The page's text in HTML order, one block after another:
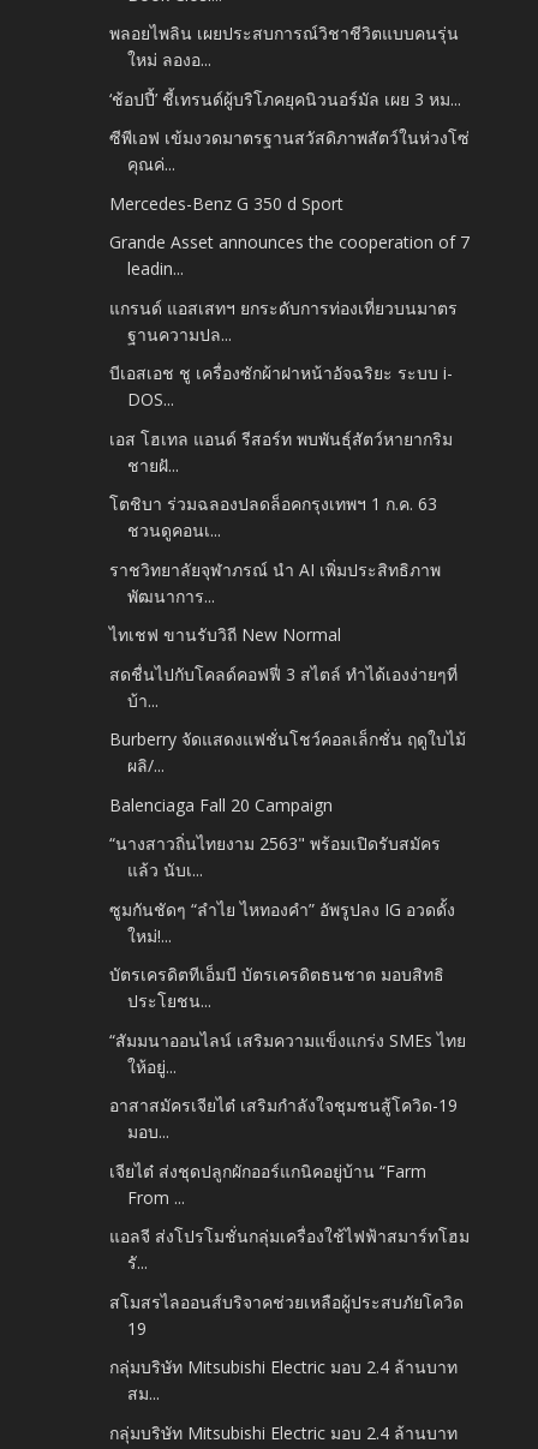
พลอยไพลิน เผยประสบการณ์วิชาชีวิตแบบคนรุ่น
ใหม่ ลองอ...
‘ช้อปปี้’ ชี้เทรนด์ผู้บริโภคยุคนิวนอร์มัล เผย 3 หม...
ซีพีเอฟ เข้มงวดมาตรฐานสวัสดิภาพสัตว์ในห่วงโซ่
คุณค่...
Mercedes-Benz G 350 d Sport
Grande Asset announces the cooperation of 7
leadin...
แกรนด์ แอสเสทฯ ยกระดับการท่องเที่ยวบนมาตร
ฐานความปล...
บีเอสเอช ชู เครื่องซักผ้าฝาหน้าอัจฉริยะ ระบบ i-
DOS...
เอส โฮเทล แอนด์ รีสอร์ท พบพันธุ์สัตว์หายากริม
ชายฝั...
โตชิบา ร่วมฉลองปลดล็อคกรุงเทพฯ 1 ก.ค. 63
ชวนดูคอนเ...
ราชวิทยาลัยจุฬาภรณ์ นำ AI เพิ่มประสิทธิภาพ
พัฒนาการ...
ไทเชฟ ขานรับวิถี New Normal
สดชื่นไปกับโคลด์คอฟฟี่ 3 สไตล์ ทำได้เองง่ายๆที่
บ้า...
Burberry จัดแสดงแฟชั่นโชว์คอลเล็กชั่น ฤดูใบไม้
ผลิ/...
Balenciaga Fall 20 Campaign
“นางสาวถิ่นไทยงาม 2563" พร้อมเปิดรับสมัคร
แล้ว นับเ...
ซูมกันชัดๆ “ลำไย ไหทองคำ” อัพรูปลง IG อวดดั้ง
ใหม่!...
บัตรเครดิตทีเอ็มบี บัตรเครดิตธนชาต มอบสิทธิ
ประโยชน...
“สัมมนาออนไลน์ เสริมความแข็งแกร่ง SMEs ไทย
ให้อยู่...
อาสาสมัครเจียไต๋ เสริมกำลังใจชุมชนสู้โควิด-19
มอบ...
เจียไต๋ ส่งชุดปลูกผักออร์แกนิคอยู่บ้าน “Farm
From ...
แอลจี ส่งโปรโมชั่นกลุ่มเครื่องใช้ไฟฟ้าสมาร์ทโฮม
รั...
สโมสรไลออนส์บริจาคช่วยเหลือผู้ประสบภัยโควิด
19
กลุ่มบริษัท Mitsubishi Electric มอบ 2.4 ล้านบาท
สม...
กลุ่มบริษัท Mitsubishi Electric มอบ 2.4 ล้านบาท